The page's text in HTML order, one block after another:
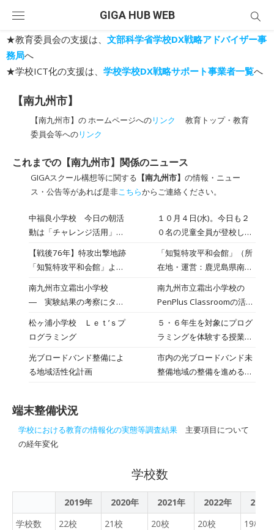
content
GIGA HUB WEB
★教育委員会の支援は、 文部科学省学校DX戦略アドバイザー事
務局へ
★学校ICT化の支援は、 学校学校DX戦略サポート事業者一覧へ
【南九州市】
【南九州市】の ホームページへのリンク
教育トップ・教育
委員会等へのリンク
これまでの【南九州市】関係のニュース
GIGAスクール構想等に関する 【南九州市】 の情報・ニュー
ス・公告等があれば是非こちらからご連絡ください。
中福良小学校 今日の朝活
動は「チャレンジ活用」で
１０月４日(水)。今日も２
０名の児童全員が登校し，
今日の朝活動は，「チャレ
ンジ活用」です。１・２年
生は，タブレットを使って
「ミナミさんちのクイズ」
に挑戦していました。ま
た，３・４年生は，国語の
漢字を使った問題や，単位
換算についての問題に挑戦
しました。さらに，５・６
ぞれの子供たちの学習状況
【戦後76年】特攻出撃地跡
「知覧特攻平和会館」よ
オンライン授業を生配信。
学芸員が「特攻」の解説と
「知覧特攻平和会館」（所
在地・運営：鹿児島県南九
育×オンライン」の分野で
は、日本最大級のプラット
フォームである「キッズウ
ィークエンド」を運営する
キッズシーズ株式会社（本
社：東京都中央区、代表取
締役：三浦里江）は、全
特攻平和会館」から中継―
催します。受講は無料です
（「知覧特攻平和会館 応
援チケット」の任意購入が
可能）。
南九州市立霜出小学校
― 実験結果の考察にタブ
南九州市立霜出小学校の
PenPlus Classroomの活用
松ヶ浦小学校 Ｌｅｔ’ｓプ
ログラミング
５・６年生を対象にプログ
ラミングを体験する授業を
光ブロードバンド整備によ
る地域活性化計画
市内の光ブロードバンド未
整備地域の整備を進めるこ
るようになり、住民の利便
住促進事業を推進すること
で、人口減少・少子高齢化
に歯止めをかけようとする
ものです。
端末整備状況
学校における教育の情報化の実態等調査結果 主要項目について
の経年変化
学校数
2019年 2020年 2021年 2022年
2023
学校数
22校 21校 20校 20校 19校